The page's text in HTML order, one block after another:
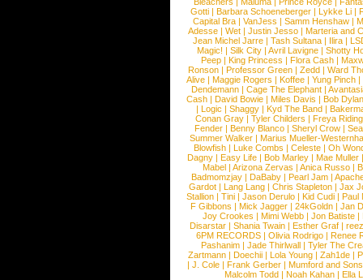
Gotti |Barbara Schoeneberger |Lykke Li |
Capital Bra |VanJess |Samm Henshaw |
Adesse |Wet |Justin Jesso |Marteria and
Jean Michel Jarre |Tash Sultana | Ilira |
Magic! | Silk City | Avril Lavigne | Shotty
Peep |King Princess |Flora Cash |
Ronson |Professor Green |Zedd |Ward
Alive |Maggie Rogers |Koffee |Yung Pinch |
Dendemann |Cage The Elephant |
Cash | David Bowie | Miles Davis | Bob Dylan
|Logic |Shaggy |Kyd The Band |
Conan Gray |Tyler Childers |Freya
Fender |Benny Blanco |Sheryl Crow |
Summer Walker |Marius Mueller-
Blowfish | Luke Combs | Celeste | Oh
Dagny |Easy Life |Bob Marley |Mae Muller
Mabel |Arizona Zervas |Anica Russo |
Badmomzjay |DaBaby |Pearl Jam |
Gardot | Lang Lang | Chris Stapleton | Jax
Stallion |Tini |Jason Derulo |Kid Cudi |Paul
F Gibbons | Mick Jagger | 24kGoldn | Jan
Joy Crookes | Mimi Webb | Jon Batiste |
Disarstar | Shania Twain | Esther Graf |
6PM RECORDS | Olivia Rodrigo | Renee
Pashanim |Jade Thirlwall |Tyler The
Zartmann | Doechii | Lola Young | Zah1de |
| J. Cole | Frank Gerber | Mumford and Sons
Malcolm Todd | Noah Kahan | Ella